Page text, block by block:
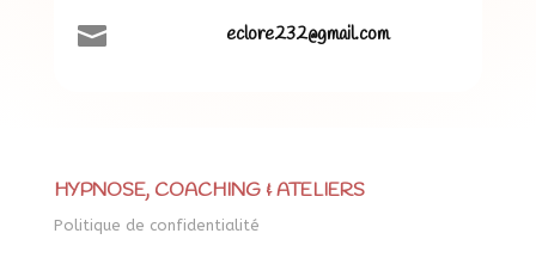
 eclore232@gmail.com
HYPNOSE, COACHING & ATELIERS
Politique de confidentialité